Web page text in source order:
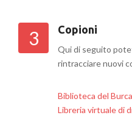
3 Copioni
Qui di seguito
rintracciare nuovi
Biblioteca del
Libreria virtuale di